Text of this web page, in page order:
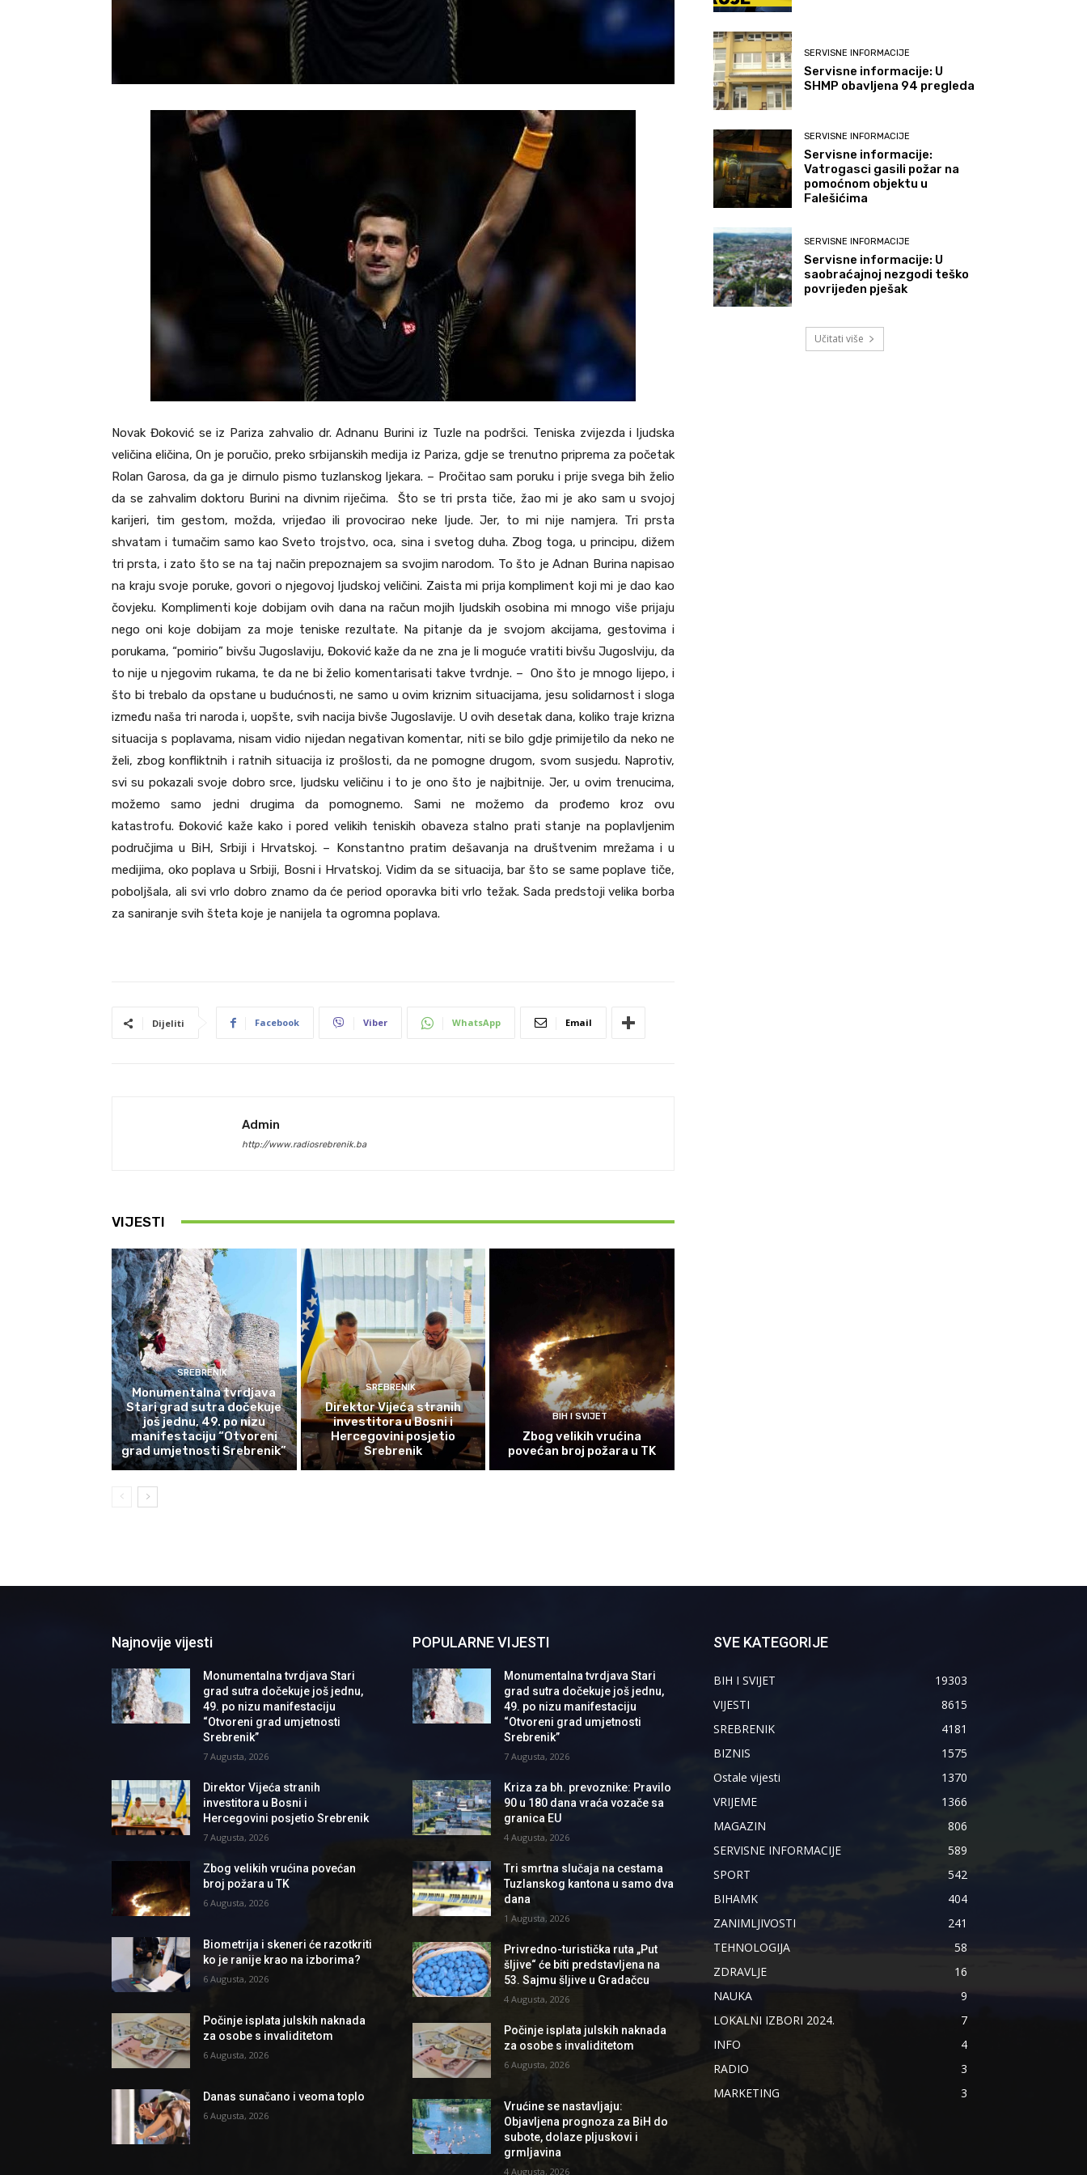
Novak Đoković se iz Pariza zahvalio dr. Adnanu Burini iz Tuzle na podršci. Teniska zvijezda i ljudska
veličina eličina, On je poručio, preko srbijanskih medija iz Pariza, gdje se trenutno priprema za početak
Rolan Garosa, da ga je dirnulo pismo tuzlanskog ljekara. – Pročitao sam poruku i prije svega bih želio
da se zahvalim doktoru Burini na divnim riječima. Što se tri prsta tiče, žao mi je ako sam u svojoj
karijeri, tim gestom, možda, vrijeđao ili provocirao neke ljude. Jer, to mi nije namjera. Tri prsta
shvatam i tumačim samo kao Sveto trojstvo, oca, sina i svetog duha. Zbog toga, u principu, dižem
tri prsta, i zato što se na taj način prepoznajem sa svojim narodom. To što je Adnan Burina napisao
na kraju svoje poruke, govori o njegovoj ljudskoj veličini. Zaista mi prija kompliment koji mi je dao kao
čovjeku. Komplimenti koje dobijam ovih dana na račun mojih ljudskih osobina mi mnogo više prijaju
nego oni koje dobijam za moje teniske rezultate. Na pitanje da je svojom akcijama, gestovima i
porukama, “pomirio” bivšu Jugoslaviju, Đoković kaže da ne zna je li moguće vratiti bivšu Jugoslviju, da
to nije u njegovim rukama, te da ne bi želio komentarisati takve tvrdnje. – Ono što je mnogo lijepo, i
što bi trebalo da opstane u budućnosti, ne samo u ovim kriznim situacijama, jesu solidarnost i sloga
između naša tri naroda i, uopšte, svih nacija bivše Jugoslavije. U ovih desetak dana, koliko traje krizna
situacija s poplavama, nisam vidio nijedan negativan komentar, niti se bilo gdje primijetilo da neko ne
želi, zbog konfliktnih i ratnih situacija iz prošlosti, da ne pomogne drugom, svom susjedu. Naprotiv,
svi su pokazali svoje dobro srce, ljudsku veličinu i to je ono što je najbitnije. Jer, u ovim trenucima,
možemo samo jedni drugima da pomognemo. Sami ne možemo da prođemo kroz ovu
katastrofu. Đoković kaže kako i pored velikih teniskih obaveza stalno prati stanje na poplavljenim
područjima u BiH, Srbiji i Hrvatskoj. – Konstantno pratim dešavanja na društvenim mrežama i u
medijima, oko poplava u Srbiji, Bosni i Hrvatskoj. Vidim da se situacija, bar što se same poplave tiče,
poboljšala, ali svi vrlo dobro znamo da će period oporavka biti vrlo težak. Sada predstoji velika borba
za saniranje svih šteta koje je nanijela ta ogromna poplava.
Dijeliti Facebook Viber WhatsApp Email
Admin
http://www.radiosrebrenik.ba
VIJESTI
SREBRENIK
Monumentalna tvrdjava
Stari grad sutra dočekuje
još jednu, 49. po nizu
manifestaciju “Otvoreni
grad umjetnosti Srebrenik”
SREBRENIK
Direktor Vijeća stranih
investitora u Bosni i
Hercegovini posjetio
Srebrenik
BIH I SVIJET
Zbog velikih vrućina
povećan broj požara u TK
SERVISNE INFORMACIJE
Servisne informacije: U
SHMP obavljena 94 pregleda
SERVISNE INFORMACIJE
Servisne informacije:
Vatrogasci gasili požar na
pomoćnom objektu u
Falešićima
SERVISNE INFORMACIJE
Servisne informacije: U
saobraćajnoj nezgodi teško
povrijeđen pješak
Učitati više
Najnovije vijesti
Monumentalna tvrdjava Stari
grad sutra dočekuje još jednu,
49. po nizu manifestaciju
“Otvoreni grad umjetnosti
Srebrenik”
7 Augusta, 2026
Direktor Vijeća stranih
investitora u Bosni i
Hercegovini posjetio Srebrenik
7 Augusta, 2026
Zbog velikih vrućina povećan
broj požara u TK
6 Augusta, 2026
Biometrija i skeneri će razotkriti
ko je ranije krao na izborima?
6 Augusta, 2026
Počinje isplata julskih naknada
za osobe s invaliditetom
6 Augusta, 2026
Danas sunačano i veoma toplo
6 Augusta, 2026
POPULARNE VIJESTI
Monumentalna tvrdjava Stari
grad sutra dočekuje još jednu,
49. po nizu manifestaciju
“Otvoreni grad umjetnosti
Srebrenik”
7 Augusta, 2026
Kriza za bh. prevoznike: Pravilo
90 u 180 dana vraća vozače sa
granica EU
4 Augusta, 2026
Tri smrtna slučaja na cestama
Tuzlanskog kantona u samo dva
dana
1 Augusta, 2026
Privredno-turistička ruta „Put
šljive“ će biti predstavljena na
53. Sajmu šljive u Gradačcu
4 Augusta, 2026
Počinje isplata julskih naknada
za osobe s invaliditetom
6 Augusta, 2026
Vrućine se nastavljaju:
Objavljena prognoza za BiH do
subote, dolaze pljuskovi i
grmljavina
4 Augusta, 2026
SVE KATEGORIJE
BIH I SVIJET
19303
VIJESTI
8615
SREBRENIK
4181
BIZNIS
1575
Ostale vijesti
1370
VRIJEME
1366
MAGAZIN
806
SERVISNE INFORMACIJE
589
SPORT
542
BIHAMK
404
ZANIMLJIVOSTI
241
TEHNOLOGIJA
58
ZDRAVLJE
16
NAUKA
9
LOKALNI IZBORI 2024.
7
INFO
4
RADIO
3
MARKETING
3